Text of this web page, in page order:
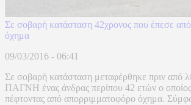
Σε σοβαρή κατάσταση 42χρονος που έπεσε
όχημα
09/03/2016 - 06:41
Σε σοβαρή κατάσταση μεταφέρθηκε πριν από
ΠΑΓΝΗ ένας άνδρας περίπου 42 ετών ο οποίος
πέφτοντας από απορριμματοφόρο όχημα.